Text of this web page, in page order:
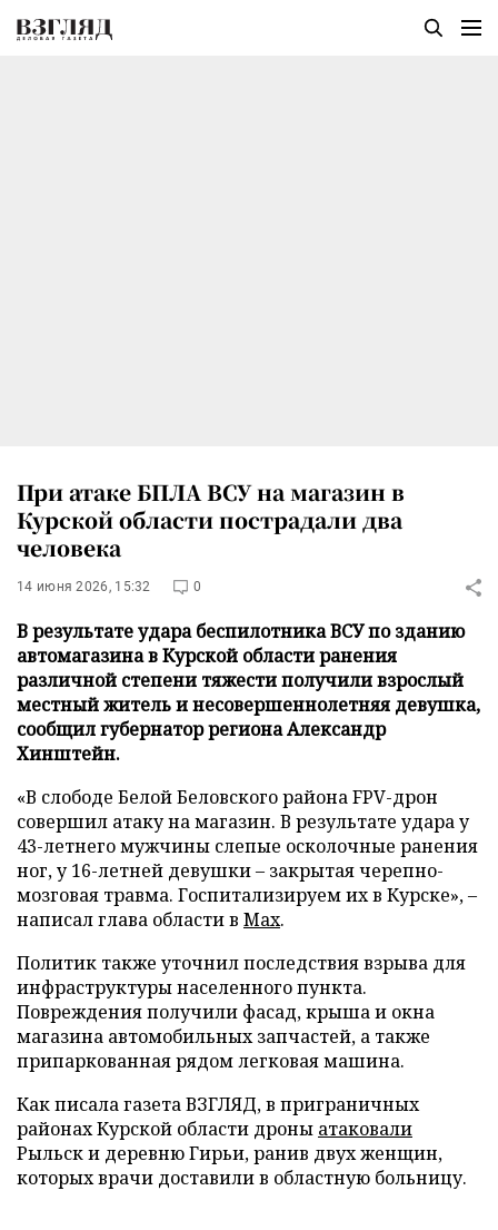
При атаке БПЛА ВСУ на магазин в
Курской области пострадали два
человека
14 июня 2026, 15:32 0
В результате удара беспилотника ВСУ по зданию
автомагазина в Курской области ранения
различной степени тяжести получили взрослый
местный житель и несовершеннолетняя девушка,
сообщил губернатор региона Александр
Хинштейн.
«В слободе Белой Беловского района FPV-дрон
совершил атаку на магазин. В результате удара у
43-летнего мужчины слепые осколочные ранения
ног, у 16-летней девушки – закрытая черепно-
мозговая травма. Госпитализируем их в Курске», –
написал глава области в Max.
Политик также уточнил последствия взрыва для
инфраструктуры населенного пункта.
Повреждения получили фасад, крыша и окна
магазина автомобильных запчастей, а также
припаркованная рядом легковая машина.
Как писала газета ВЗГЛЯД, в приграничных
районах Курской области дроны атаковали
Рыльск и деревню Гирьи, ранив двух женщин,
которых врачи доставили в областную больницу.